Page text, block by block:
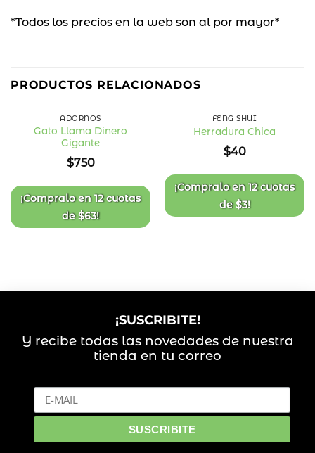
*Todos los precios en la web son al por mayor*
PRODUCTOS RELACIONADOS
ADORNOS
Gato Llama Dinero
Gigante
$750
¡Compralo en12 cuotas
de$63!
de
deseos
FENG SHUI
Herradura Chica
$40
¡Compralo en12 cuotas
de$3!
¡SUSCRIBITE!
Y recibe todas las novedades de nuestra
tienda en tu correo